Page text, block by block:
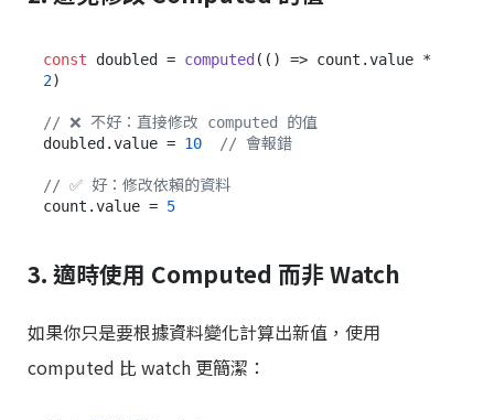
const doubled = computed ( () => count.value
2)
// ❌ 不好：直接修改 computed 的值
doubled.value = 10 // 會報錯
// ✅ 好：修改依賴的資料
count.value = 5
3. 適時使用 Computed 而非 Watch
如果你只是要根據資料變化計算出新值，使用
computed 比 watch 更簡潔：